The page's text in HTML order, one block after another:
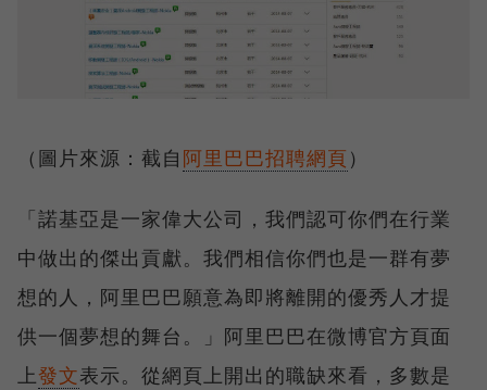
（圖片來源：截自 阿里巴巴招聘網頁 ）
「諾基亞是一家偉大公司，我們認可你們在行業
中做出的傑出貢獻。我們相信你們也是一群有夢
想的人，阿里巴巴願意為即將離開的優秀人才提
供一個夢想的舞台。」阿里巴巴在微博官方頁面
上發文表示。從網頁上開出的職缺來看，多數是